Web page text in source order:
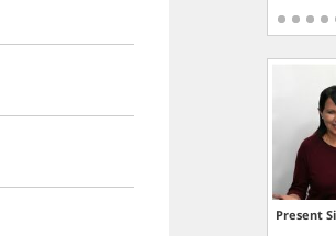
Present